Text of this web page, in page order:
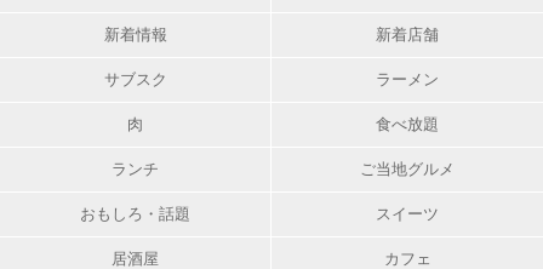
新着情報 新着店舗
サブスク ラーメン
肉 食べ放題
ランチ ご当地グルメ
おもしろ・話題 スイーツ
居酒屋 カフェ